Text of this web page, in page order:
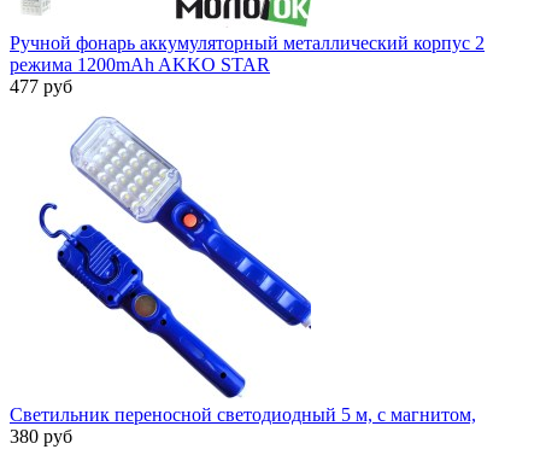
Ручной фонарь аккумуляторный металлический корпус 2
режима 1200mAh AKKO STAR
477 руб
Светильник переносной светодиодный 5 м, с магнитом,
380 руб